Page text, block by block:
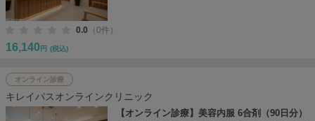
0.0 （0件）
16,140 円 (税込)
オンライン診療
キレイパスオンラインクリニック
【オンライン診療】美容内服 6合剤（90日分）